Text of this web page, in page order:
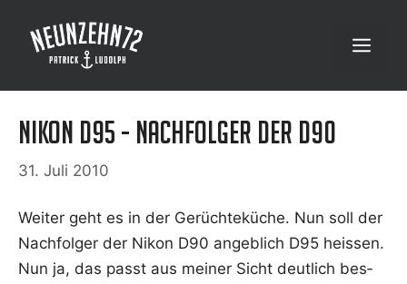
Inhalt
springen
Menü
Nikon D95 - Nachfolger der D90
31. Juli 2010
Wei­ter geht es in der Gerüch­te­kü­che. Nun soll der
Nach­fol­ger der Nikon D90 angeb­lich D95 heis­sen.
Nun ja, das passt aus mei­ner Sicht deut­lich bes­